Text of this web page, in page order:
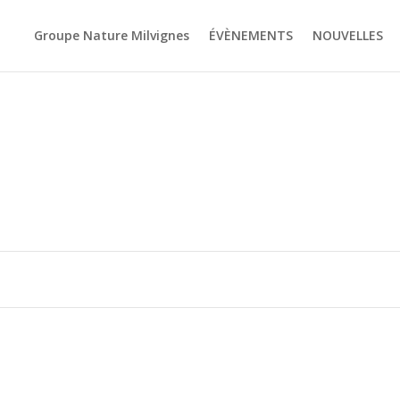
Groupe Nature Milvignes ÉVÈNEMENTS NOUVELLES